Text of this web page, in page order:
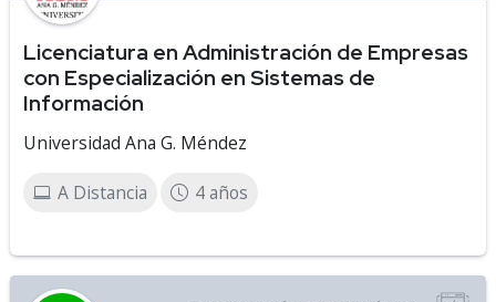
Licenciatura en Administración de Empresas
con Especialización en Sistemas de
Información
Universidad Ana G. Méndez
A Distancia 4 años